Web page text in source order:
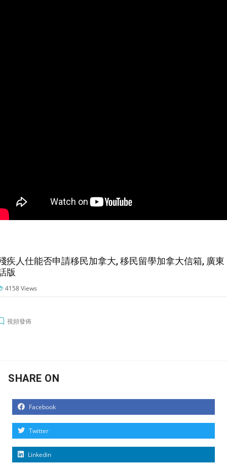
疾人仕能否申請移民加拿大, 移民留學加拿大信箱, 廣東
版
4158Views
視頻發佈
SHARE ON
Facebook
Twitter
Linkedin